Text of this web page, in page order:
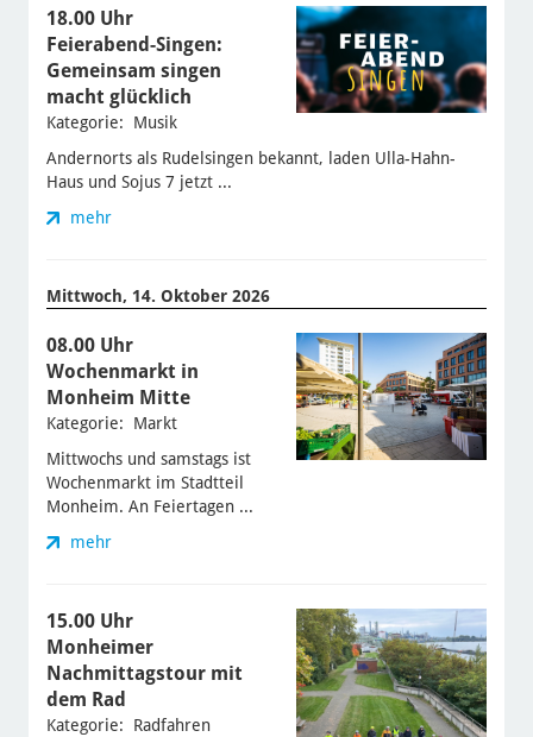
18.00 Uhr
Feierabend-Singen:
Gemeinsam singen
macht glücklich
Kategorie: Musik
Andernorts als Rudelsingen bekannt, laden Ulla-Hahn-
Haus und Sojus 7 jetzt ...
mehr
Mittwoch, 14. Oktober 2026
08.00 Uhr
Wochenmarkt in
Monheim Mitte
Kategorie: Markt
Mittwochs und samstags ist
Wochenmarkt im Stadtteil
Monheim. An Feiertagen ...
mehr
15.00 Uhr
Monheimer
Nachmittagstour mit
dem Rad
Kategorie: Radfahren